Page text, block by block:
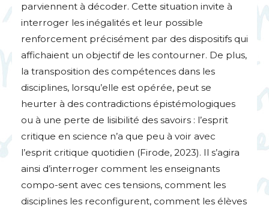
parviennent à décoder. Cette situation invite à
interroger les inégalités et leur possible
renforcement précisément par des dispositifs qui
affichaient un objectif de les contourner. De plus,
la transposition des compétences dans les
disciplines, lorsqu’elle est opérée, peut se
heurter à des contradictions épistémologiques
ou à une perte de lisibilité des savoirs : l’esprit
critique en science n’a que peu à voir avec
l’esprit critique quotidien (Firode, 2023). Il s’agira
ainsi d’interroger comment les enseignants
compo-sent avec ces tensions, comment les
disciplines les reconfigurent, comment les élèves